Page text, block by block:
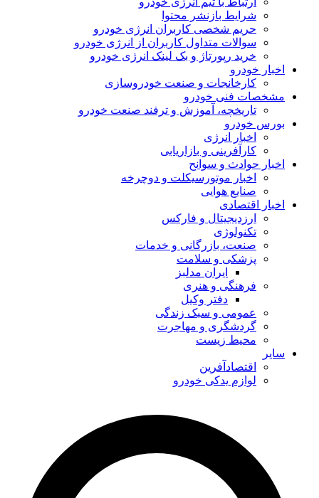
شرایط بازنشر محتوا
حریم شخصی کاربران انرژی خودرو
سوالات متداول کاربران از انرژی خودرو
خرید رپورتاژ و بک لینک انرژی خودرو
اخبار خودرو
کارخانجات و صنعت خودروسازی
مشخصات فنی خودرو
تاریخچه، آموزش و ترفند صنعت خودرو
بورس خودرو
اخبار انرژی
کارآفرینی و بازاریابی
اخبار حوادث و سوانح
اخبار موتورسیکلت و دوچرخه
صنایع هوایی
اخبار اقتصادی
ارزدیجیتال و فارکس
تکنولوژی
صنعت، بازرگانی و خدمات
پزشکی و سلامت
ایران مدلبز
فرهنگی و هنری
دفتر وکیل
عمومی و سبک زندگی
گردشگری و مهاجرت
محیط زیست
سایر
اقتصادآفرین
لوازم یدکی خودرو